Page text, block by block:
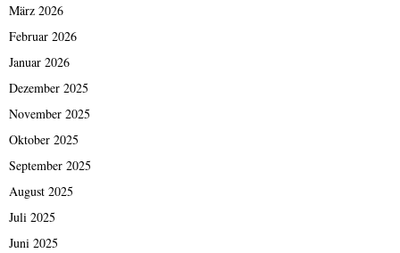
März 2026
Februar 2026
Januar 2026
Dezember 2025
November 2025
Oktober 2025
September 2025
August 2025
Juli 2025
Juni 2025